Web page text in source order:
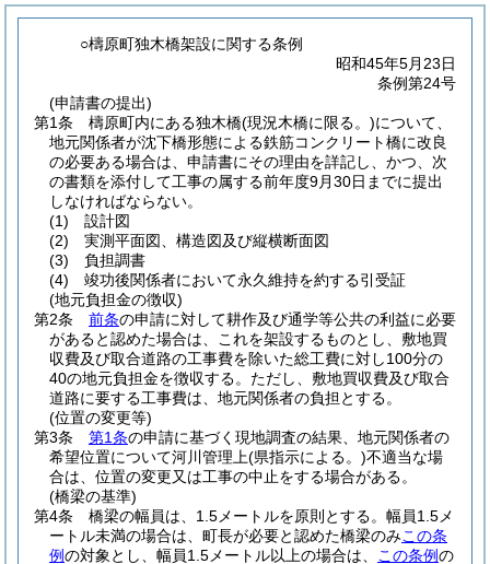
○檮原町独木橋架設に関する条例
昭和45年5月23日
条例第24号
(申請書の提出)
第1条
檮原町内にある独木橋(現況木橋に限る。)について、
地元関係者が沈下橋形態による鉄筋コンクリート橋に改良
の必要ある場合は、申請書にその理由を詳記し、かつ、次
の書類を添付して工事の属する前年度9月30日までに提出
しなければならない。
(1)
設計図
(2)
実測平面図、構造図及び縦横断面図
(3)
負担調書
(4)
竣功後関係者において永久維持を約する引受証
(地元負担金の徴収)
第2条
前条の申請に対して耕作及び通学等公共の利益に必要
があると認めた場合は、これを架設するものとし、敷地買
収費及び取合道路の工事費を除いた総工費に対し100分の
40の地元負担金を徴収する。 ただし、敷地買収費及び取合
道路に要する工事費は、地元関係者の負担とする。
(位置の変更等)
第3条
第1条の申請に基づく現地調査の結果、地元関係者の
希望位置について河川管理上(県指示による。)不適当な場
合は、位置の変更又は工事の中止をする場合がある。
(橋梁の基準)
第4条
橋梁の幅員は、1.5メートルを原則とする。 幅員1.5メ
ートル未満の場合は、町長が必要と認めた橋梁のみこの条
例の対象とし、幅員1.5メートル以上の場合は、 この条例の